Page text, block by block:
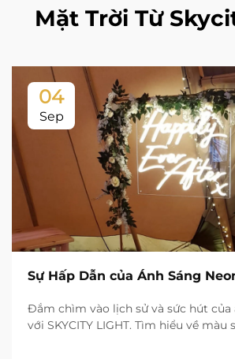
Mặt Trời Từ
04
Sep
Sự Hấp Dẫn của Ánh Sáng
Đắm chìm vào lịch sử và sức hút của
với SKYCITY LIGHT. Tìm hiểu về màu